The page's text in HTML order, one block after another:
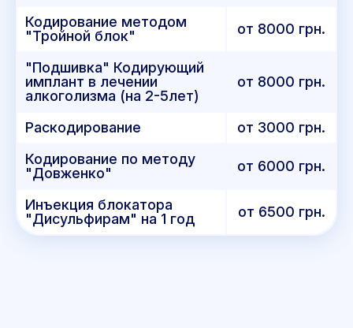
Кодирование методом
"Тройной блок"
от 8000 грн.
"Подшивка" Кодирующий
имплант в лечении
алкоголизма (на 2-5лет)
от 8000 грн.
Раскодирование
от 3000 грн.
Кодирование по методу
"Довженко"
от 6000 грн.
Инъекция блокатора
"Дисульфирам" на 1 год
от 6500 грн.